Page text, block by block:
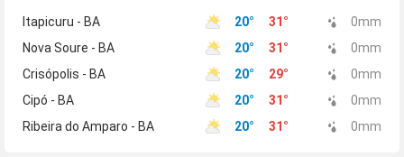
Itapicuru - BA 20° 31 ° 0mm
Nova Soure - BA
20° 31 ° 0mm
Crisópolis - BA
20° 29° 0mm
Cipó - BA
20° 31 ° 0mm
Ribeira do Amparo - BA
20° 31 ° 0mm